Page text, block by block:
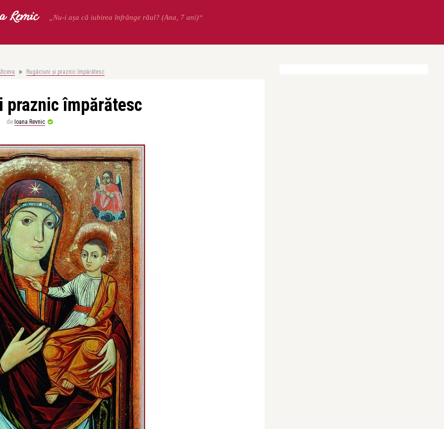
„Nu-i așa că iubirea înfrânge răul? (Ana, 7 ani)“
Rugăciuni și praznic împărătesc
praznic împărătesc
de Ioana Revnic